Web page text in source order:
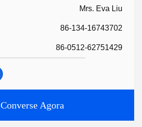
Mrs. Eva Liu
86-134-16743702
86-0512-62751429
Converse Agora